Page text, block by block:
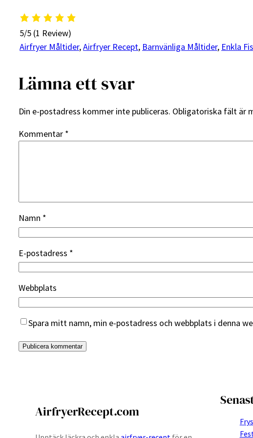
5/5 (1 Review)
Airfryer Måltider, Airfryer Recept, Barnvänliga Måltider, Enkla
Lämna ett svar
Din e-postadress kommer inte publiceras. Obligatoriska fält är
Kommentar *
Namn *
E-postadress *
Webbplats
Spara mitt namn, min e-postadress och webbplats i denna
AirfryerRecept.com